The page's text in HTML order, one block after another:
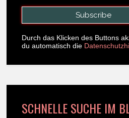
Durch das Klicken des Buttons
du automatisch die
SCHNELLE SUCHE IM